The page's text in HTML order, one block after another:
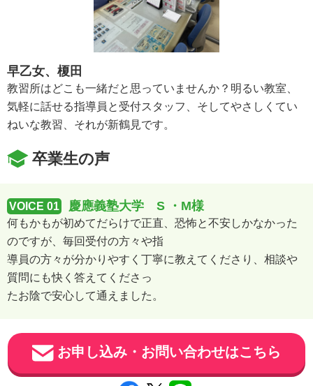
早乙女、榎田
教習所はどこも一緒だと思っていませんか？明るい教室、
気軽に話せる指導員と受付スタッフ、そしてやさしくてい
ねいな教習、それが新鶴見です。
卒業生の声
VOICE 01 慶應義塾大学 S ・M様
何もかもが初めてだらけで正直、恐怖と不安しかなかった
のですが、毎回受付の方々や指
導員の方々が分かりやすく丁寧に教えてくださり、相談や
質問にも快く答えてくださっ
たお陰で安心して通えました。
お申し込み・お問い合わせはこちら